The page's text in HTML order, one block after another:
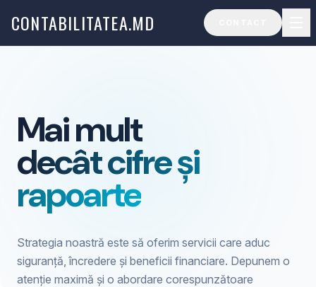
CONTABILITATEA.MD
Mai mult
decât cifre și
rapoarte
Strategia noastră este să oferim servicii care aduc
siguranță, încredere și beneficii financiare. Depunem o
atenție maximă și o abordare corespunzătoare